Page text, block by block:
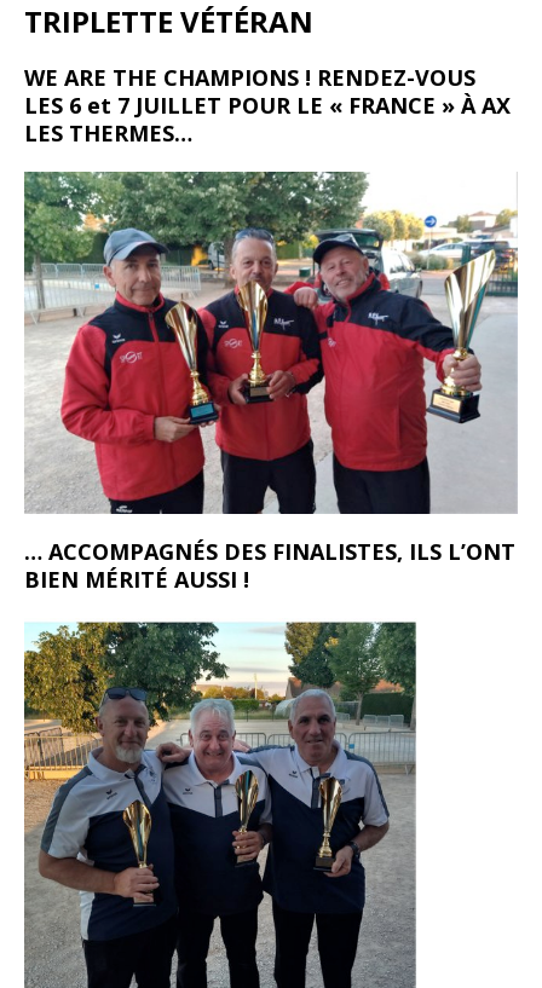
TRIPLETTE VÉTÉRAN
WE ARE THE CHAMPIONS ! RENDEZ-VOUS
LES 6 et 7 JUILLET POUR LE « FRANCE » À AX
LES THERMES…
… ACCOMPAGNÉS DES FINALISTES, ILS L’ONT
BIEN MÉRITÉ AUSSI !